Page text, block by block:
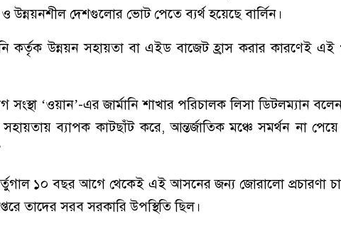
উন্নয়নশীল দেশগুলোর ভোট পেতে ব্যর্থ হয়েছে বার্লিন।
কর্তৃক উন্নয়ন সহায়তা বা এইড বাজেট হ্রাস করার কারণেই
‘ওয়ান’-এর জার্মানি শাখার পরিচালক লিসা ডিটলম্যান
ব্যাপক কাটছাঁট করে, আন্তর্জাতিক মঞ্চে সমর্থন না
১০ বছর আগে থেকেই এই আসনের জন্য জোরালো প্রচারণা
তাদের সরব সরকারি উপস্থিতি ছিল।